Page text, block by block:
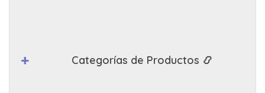
Categorías de Productos 📿